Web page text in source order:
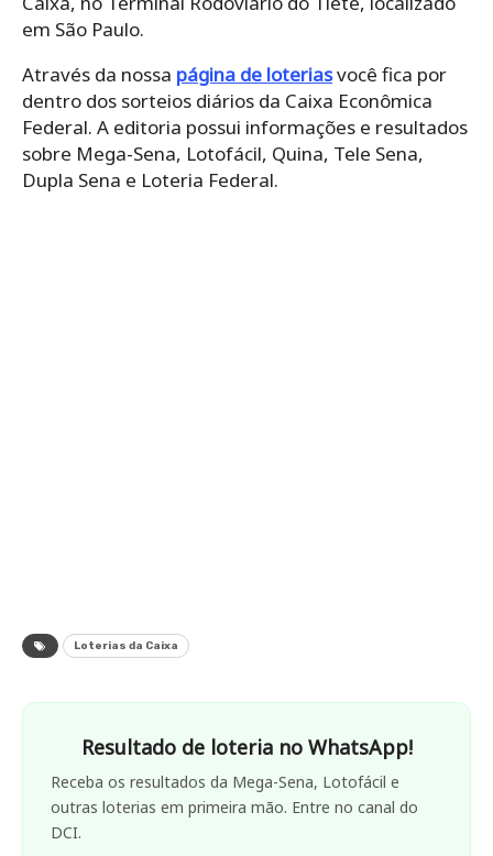
em São Paulo.
Através da nossa página de loteriasvocê fica por
dentro dos sorteios diários da Caixa Econômica
Federal. A editoria possui informações e resultados
sobre Mega-Sena, Lotofácil, Quina, Tele Sena,
Dupla Sena e Loteria Federal.
Loterias da Caixa
Resultado de loteria no WhatsApp!
Receba os resultados da Mega-Sena, Lotofácil e
outras loterias em primeira mão. Entre no canal do
DCI.